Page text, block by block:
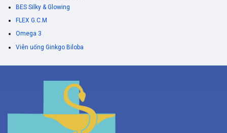
BES Silky & Glowing
FLEX G.C.M
Omega 3
Viên uống Ginkgo Biloba